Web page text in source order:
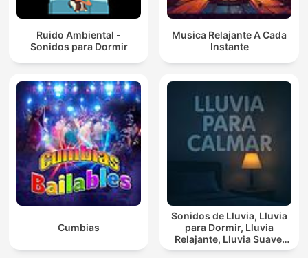
Ruido Ambiental -
Sonidos para Dormir
Musica Relajante A Cada
Instante
Cumbias
Sonidos de Lluvia, Lluvia
para Dormir, Lluvia
Relajante, Lluvia Suave,
Lluvia Para Calmar